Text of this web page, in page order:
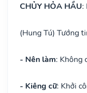
CHỦY HỎA HẦU:
(Hung Tú) Tướng
- Nên làm: Không
- Kiêng cữ: Khởi